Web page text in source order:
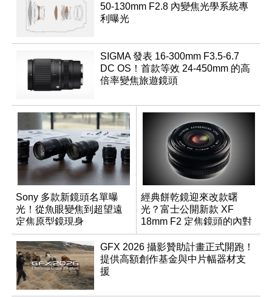
50-130mm F2.8 內變焦光學系統專
利曝光
SIGMA 發表 16-300mm F3.5-6.7
DC OS！首款等效 24-450mm 的高
倍率變焦旅遊鏡頭
Sony 多款新鏡頭名單曝
光！從魚眼變焦到超望遠
定焦原型鏡現身
經典餅乾鏡迎來改款曙
光？富士公開新款 XF
18mm F2 定焦鏡頭的內對
焦專利
GFX 2026 攝影贊助計畫正式開跑！
提供高額創作基金與中片幅器材支
援